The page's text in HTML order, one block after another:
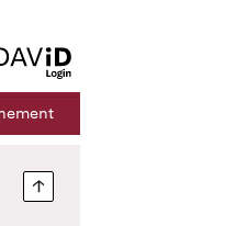
Nach oben springen